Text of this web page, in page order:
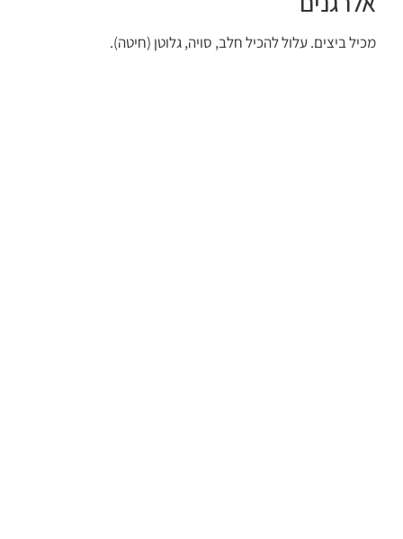
מכיל ביצים. עלול להכיל חלב, סויה, גלוטן (חיטה).